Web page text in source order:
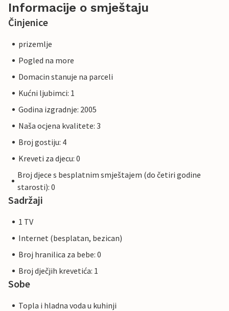
Informacije o smještaju
Činjenice
prizemlje
Pogled na more
Domacin stanuje na parceli
Kućni ljubimci: 1
Godina izgradnje: 2005
Naša ocjena kvalitete: 3
Broj gostiju: 4
Kreveti za djecu: 0
Broj djece s besplatnim smještajem (do četiri godine
starosti): 0
Sadržaji
1 TV
Internet (besplatan, bezican)
Broj hranilica za bebe: 0
Broj dječjih krevetića: 1
Sobe
Topla i hladna voda u kuhinji